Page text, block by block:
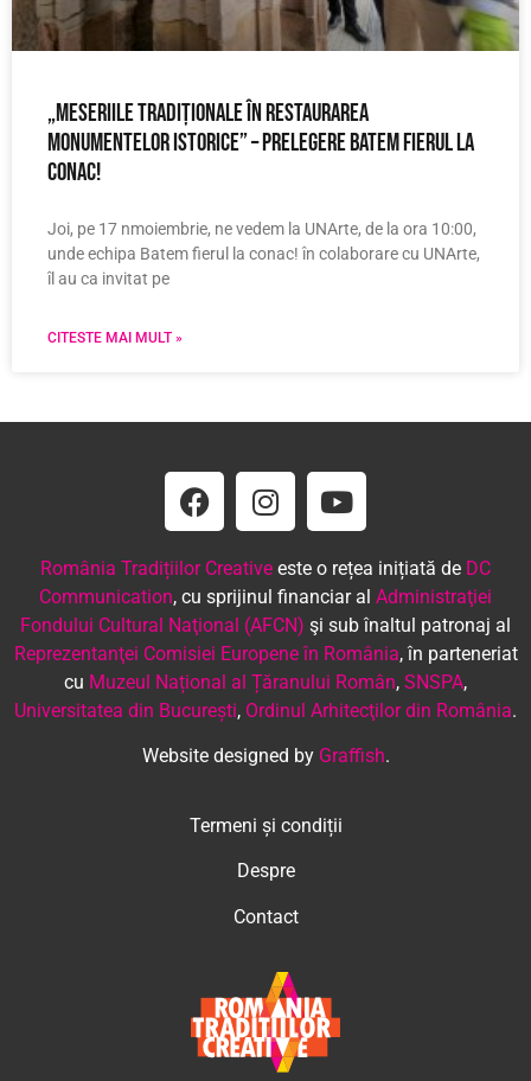
„Meseriile tradiționale în restaurarea
monumentelor istorice” – prelegere Batem Fierul la
Conac!
Joi, pe 17 nmoiembrie, ne vedem la UNArte, de la ora 10:00,
unde echipa Batem fierul la conac! în colaborare cu UNArte,
îl au ca invitat pe
CITESTE MAI MULT »
România Tradițiilor Creative este o rețea inițiată de DC
Communication, cu sprijinul financiar al Administraţiei
Fondului Cultural Naţional (AFCN) şi sub înaltul patronaj al
Reprezentanţei Comisiei Europene în România, în parteneriat
cu Muzeul Național al Țăranului Român, SNSPA,
Universitatea din București, Ordinul Arhitecţilor din România.
Website designed by Graffish.
Termeni și condiții
Despre
Contact